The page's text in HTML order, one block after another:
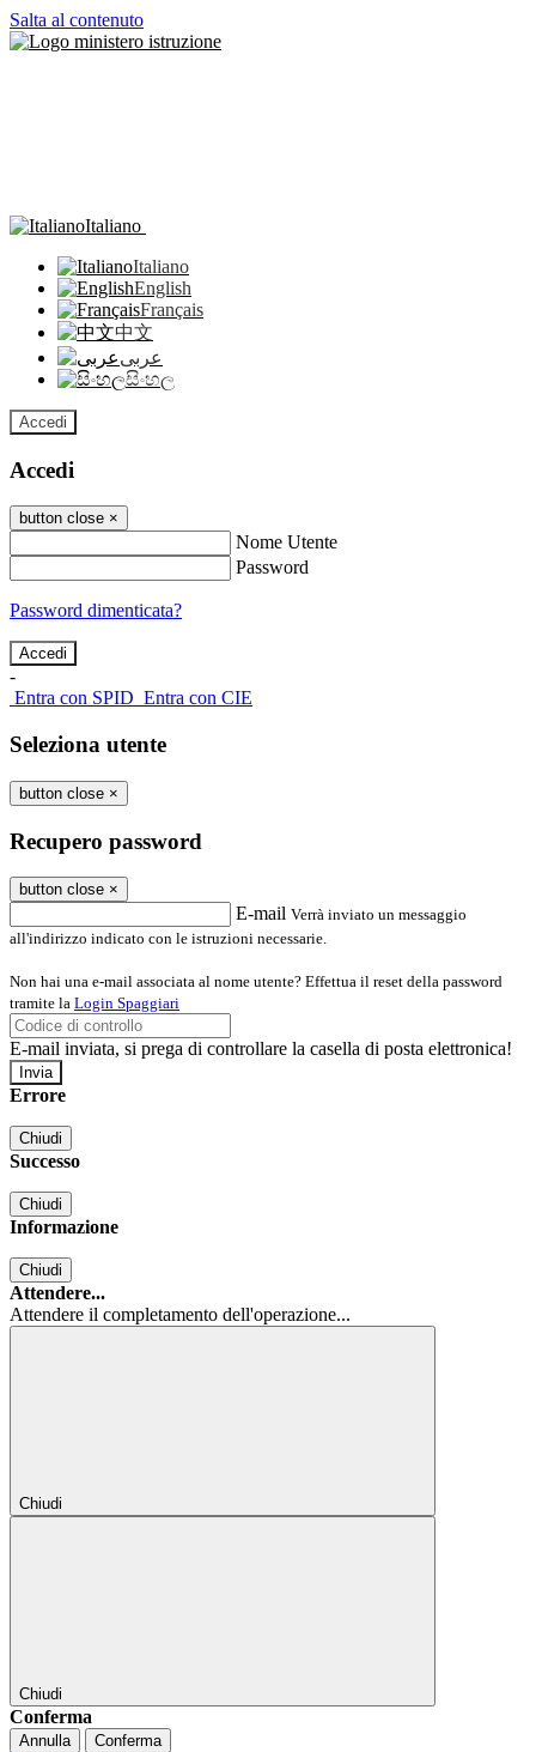
Salta al contenuto
Italiano
Italiano
English
Français
中文
عربى
සිංහල
Accedi
Accedi
button close ×
Nome Utente
Password
Password dimenticata?
-
Entra con SPID Entra con CIE
Seleziona utente
button close ×
Recupero password
button close ×
E-mail Verrà inviato un messaggio
all'indirizzo indicato con le istruzioni necessarie.
Non hai una e-mail associata al nome utente? Effettua il reset della password
tramite la Login Spaggiari
E-mail inviata, si prega di controllare la casella di posta elettronica!
Errore
Chiudi
Successo
Chiudi
Informazione
Chiudi
Attendere...
Attendere il completamento dell'operazione...
Chiudi
Chiudi
Conferma
Annulla Conferma